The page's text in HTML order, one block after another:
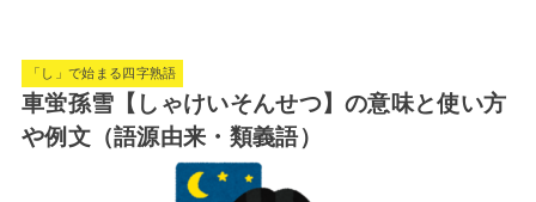
「し」で始まる四字熟語
車蛍孫雪【しゃけいそんせつ】の意味と使い方
や例文（語源由来・類義語）